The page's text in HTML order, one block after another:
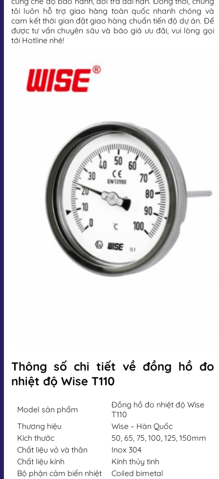
tôi luôn hỗ trợ giao hàng toàn quốc nhanh chóng và
cam kết thời gian đặt giao hàng chuẩn tiến độ dự án. Để
được tư vấn chuyên sâu và báo giá ưu đãi, vui lòng gọi
tới Hotline nhé!
Thông số chi tiết về đồng hồ đo
nhiệt độ Wise T110
Model sản phẩm
Đồng hồ đo nhiệt độ Wise
T110
Thương hiệu
Wise – Hàn Quốc
Kích thước
50, 65, 75, 100, 125, 150mm
Chất liệu vỏ và thân
Inox 304
Chất liệu kính
Kính thủy tinh
Bộ phận cảm biến nhiệt
Coiled bimetal